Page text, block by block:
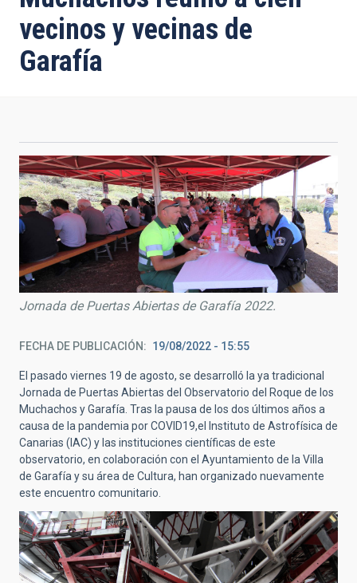
navegación
vecinos y vecinas de
Garafía
Jornada de Puertas Abiertas de Garafía 2022.
FECHA DE PUBLICACIÓN 19/08/2022 - 15:55
El pasado viernes 19 de agosto, se desarrolló la ya tradicional
Jornada de Puertas Abiertas del Observatorio del Roque de los
Muchachos y Garafía. Tras la pausa de los dos últimos años a
causa de la pandemia por COVID19,el Instituto de Astrofísica de
Canarias (IAC) y las instituciones científicas de este
observatorio, en colaboración con el Ayuntamiento de la Villa
de Garafía y su área de Cultura, han organizado nuevamente
este encuentro comunitario.